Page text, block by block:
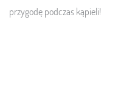
przygodę podczas kąpieli!